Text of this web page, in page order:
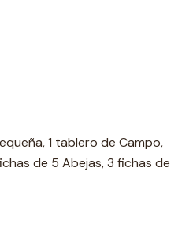
1 tablero de Campo,
de 5 Abejas, 3 fichas de